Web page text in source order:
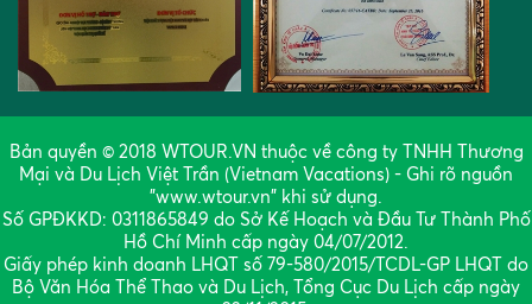
Bản quyền © 2018 WTOUR.VN thuộc về công ty TNHH Thương
Mại và Du Lịch Việt Trần (Vietnam Vacations) - Ghi rõ nguồn
"www.wtour.vn" khi sử dụng.
Số GPĐKKD: 0311865849 do Sở Kế Hoạch và Đầu Tư Thành Phố
Hồ Chí Minh cấp ngày 04/07/2012.
Giấy phép kinh doanh LHQT số 79-580/2015/TCDL-GP LHQT do
Bộ Văn Hóa Thể Thao và Du Lịch, Tổng Cục Du Lịch cấp ngày